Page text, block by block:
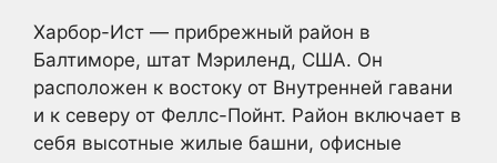
Харбор-Ист — прибрежный район в
Балтиморе, штат Мэриленд, США. Он
расположен к востоку от Внутренней гавани
и к северу от Феллс-Пойнт. Район включает в
себя высотные жилые башни, офисные